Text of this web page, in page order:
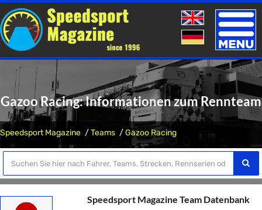
Toggle
Gazoo Racing: Informationen zum Rennteam
Speedsport Magazine Teams Gazoo Racing
Speedsport Magazine Team Datenbank